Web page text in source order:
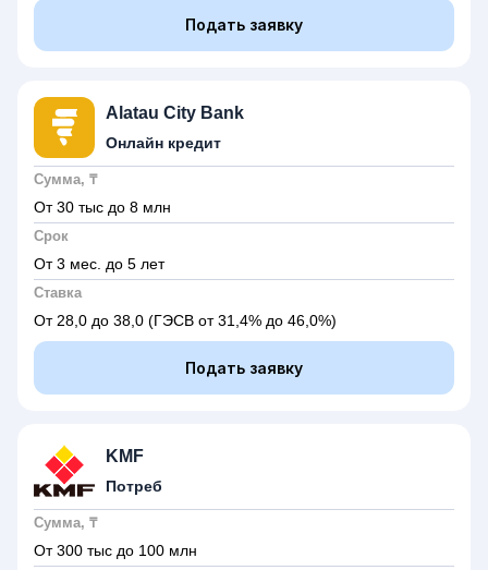
Подать заявку
Alatau City Bank
Онлайн кредит
Сумма, ₸
От 30 тыс до 8 млн
Срок
От 3 мес. до 5 лет
Ставка
От 28,0 до 38,0 (ГЭСВ от 31,4% до 46,0%)
Подать заявку
KMF
Потреб
Сумма, ₸
От 300 тыс до 100 млн